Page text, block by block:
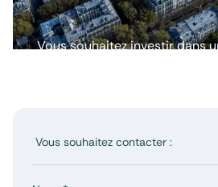
Vous souhaitez investir dans